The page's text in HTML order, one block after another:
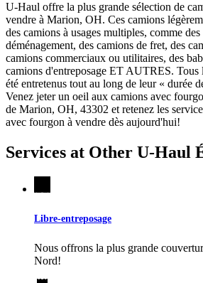
U-Haul offre la plus grande sélection de
vendre à Marion, OH. Ces camions
des camions à usages multiples, comme
déménagement, des camions de fret, des
camions commerciaux ou utilitaires, des
camions d'entreposage ET AUTRES. Tous
été entretenus tout au long de leur « durée
Venez jeter un oeil aux camions avec
de Marion, OH, 43302 et retenez les
avec fourgon à vendre dès aujourd'hui!
Services at Other U-Haul
Libre-entreposage
Nous offrons la plus grande
Nord!